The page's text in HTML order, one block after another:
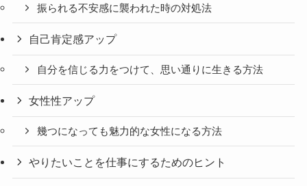
振られる不安感に襲われた時の対処法
自己肯定感アップ
自分を信じる力をつけて、思い通りに生きる方法
女性性アップ
幾つになっても魅力的な女性になる方法
やりたいことを仕事にするためのヒント